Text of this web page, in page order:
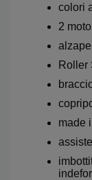
colori
2
Roller
made